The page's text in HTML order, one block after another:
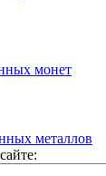
монет